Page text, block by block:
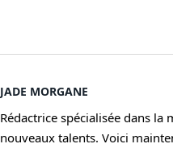
JADE MORGANE
Rédactrice spécialisée dans
nouveaux talents. Voici